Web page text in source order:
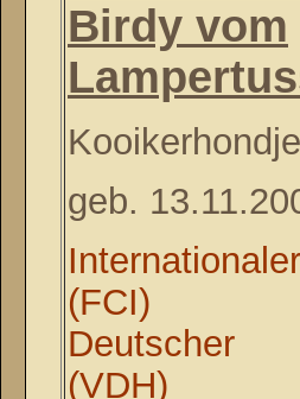
Birdy vom
geb.
(FCI)
Deutscher
(VDH)